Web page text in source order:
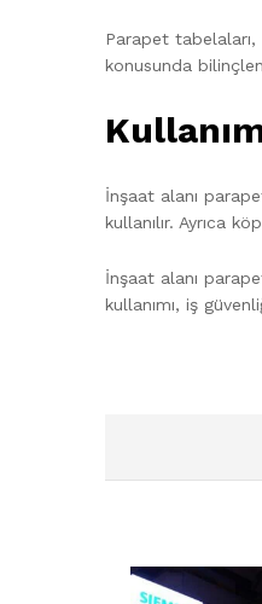
Parapet tabelaları,
konusunda
İnşaat alanı
kullanılır. Ayrıca
İnşaat alanı
kullanımı, iş